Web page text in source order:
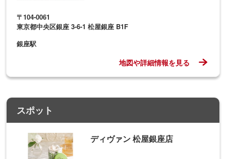
〒104-0061
東京都中央区銀座 3-6-1 松屋銀座 B1F
銀座駅
地図や詳細情報を見る
スポット
ディヴァン 松屋銀座店